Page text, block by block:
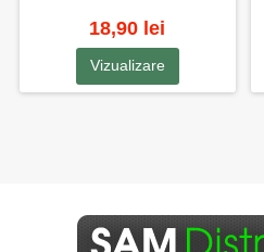
18,90 lei
Vizualizare